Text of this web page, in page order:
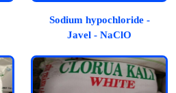
Sodium hypochloride -
Javel - NaClO